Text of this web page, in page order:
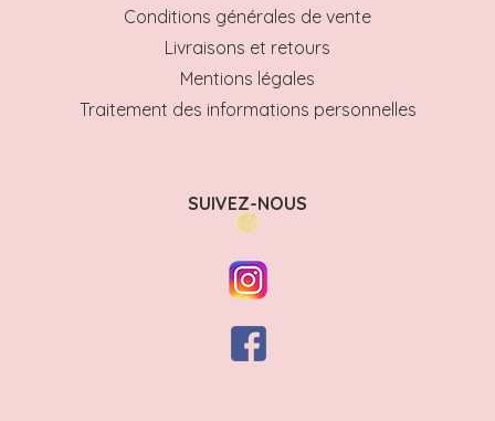
Conditions générales de vente
Livraisons et retours
Mentions légales
Traitement des informations personnelles
SUIVEZ-NOUS